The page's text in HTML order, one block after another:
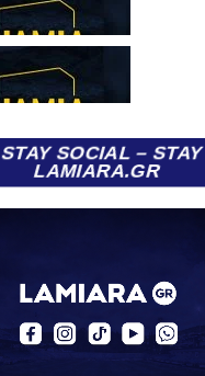
STAY SOCIAL – STAY
LAMIARA.GR